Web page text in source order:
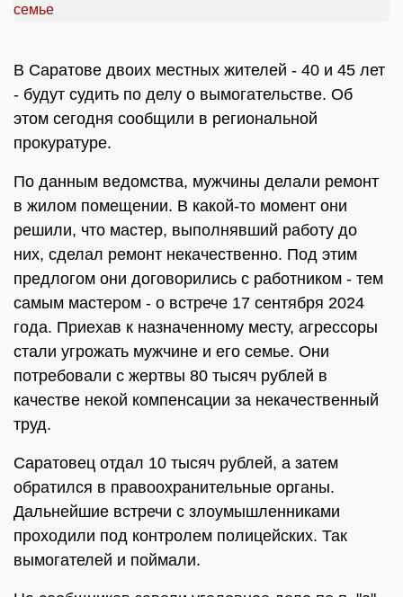
В Саратове двоих местных жителей - 40 и 45 лет
- будут судить по делу о вымогательстве. Об
этом сегодня сообщили в региональной
прокуратуре.
По данным ведомства, мужчины делали ремонт
в жилом помещении. В какой-то момент они
решили, что мастер, выполнявший работу до
них, сделал ремонт некачественно. Под этим
предлогом они договорились с работником - тем
самым мастером - о встрече 17 сентября 2024
года. Приехав к назначенному месту, агрессоры
стали угрожать мужчине и его семье. Они
потребовали с жертвы 80 тысяч рублей в
качестве некой компенсации за некачественный
труд.
Саратовец отдал 10 тысяч рублей, а затем
обратился в правоохранительные органы.
Дальнейшие встречи с злоумышленниками
проходили под контролем полицейских. Так
вымогателей и поймали.